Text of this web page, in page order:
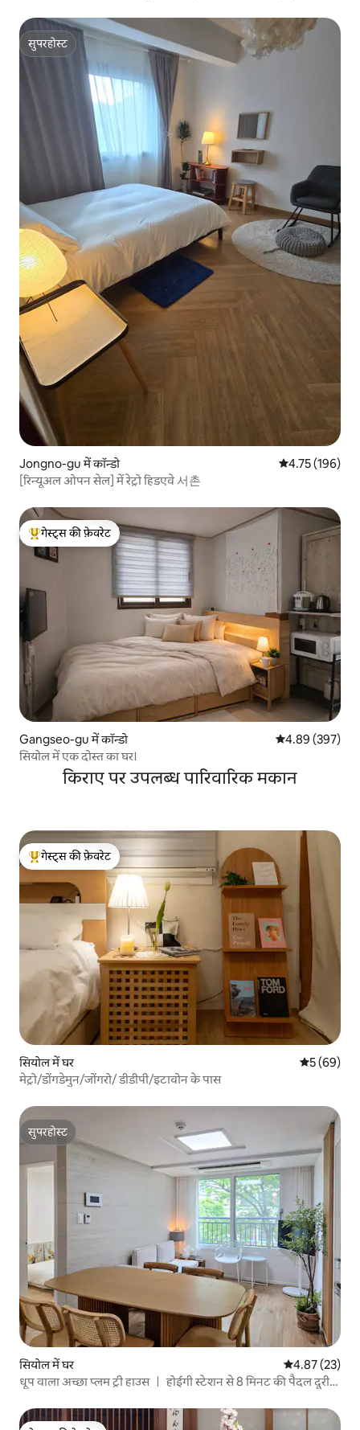
पर
सुपरहोस्ट
सुपरहोस्ट
Jongno-gu में कॉन्डो औसत रेटिंग 5 में से
4.75 (196)
[रिन्यूअल ओपन सेल] में रेट्रो हिडएवे 서촌
गेस्ट्स का टॉप फ़ेवरेट
गेस्ट्स की फ़ेवरेट
Gangseo-gu में कॉन्डो औसत रेटिंग 5 में से
4.89 (397)
सियोल में एक दोस्त का घर।
किराए पर उपलब्ध पारिवारिक मकान
गेस्ट्स का टॉप फ़ेवरेट
गेस्ट्स की फ़ेवरेट
सियोल में घर औसत रेटिंग
5 (69)
मेट्रो/डोंगडेमुन/जोंगरो/ डीडीपी/इटावोन के पास
सुपरहोस्ट
सुपरहोस्ट
सियोल में घर औसत रेटिंग 5 में
4.87 (23)
धूप वाला अच्छा प्लम ट्री हाउस ㅣ होईगी स्टेशन से 8 मिनट की पैदल दूरी
म्योंगडोंग